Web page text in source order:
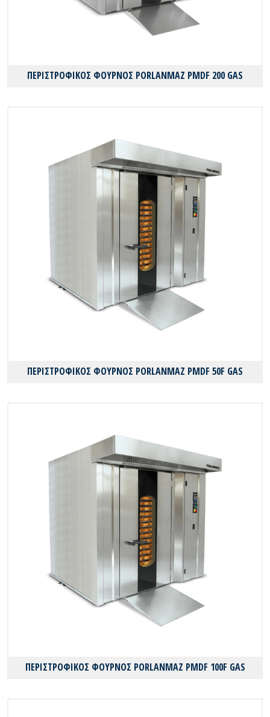
ΠΕΡΙΣΤΡΟΦΙΚΟΣ ΦΟΥΡΝΟΣ PORLANMAZ PMDF 200 GAS
ΠΕΡΙΣΤΡΟΦΙΚΟΣ ΦΟΥΡΝΟΣ PORLANMAZ PMDF 50F GAS
ΠΕΡΙΣΤΡΟΦΙΚΟΣ ΦΟΥΡΝΟΣ PORLANMAZ PMDF 100F GAS